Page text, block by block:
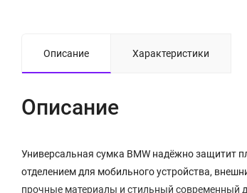
Описание Характеристики
Описание
Универсальная сумка BMW надёжно защитит
отделением для мобильного устройства,
прочные материалы и стильный современный